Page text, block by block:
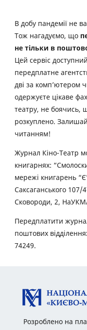
В добу пандемії не
Тож нагадуємо, що
не тільки в
Цей сервіс
передплатне
дві за комп’ютером
одержуєте цікаве
театру, не боячись,
розкуплено.
читанням!
Журнал Кіно-Театр
книгарнях:
мережі книгарень
Саксаганського 107/
Сковороди, 2,
Передплатити
поштових
74249.
Розроблено на